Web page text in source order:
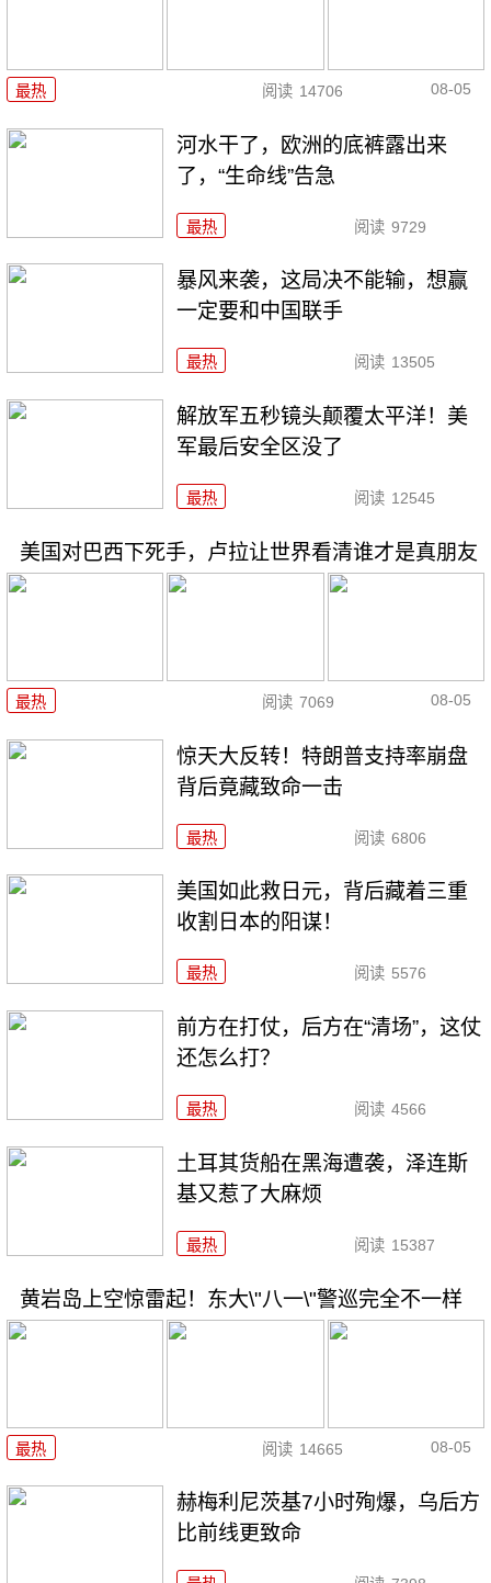
最热 阅读 14706 08-05
河水干了，欧洲的底裤露出来
了，“生命线”告急
最热 阅读 9729
暴风来袭，这局决不能输，想赢
一定要和中国联手
最热 阅读 13505
解放军五秒镜头颠覆太平洋！美
军最后安全区没了
最热 阅读 12545
美国对巴西下死手，卢拉让世界看清谁才是真朋友
最热 阅读 7069 08-05
惊天大反转！特朗普支持率崩盘
背后竟藏致命一击
最热 阅读 6806
美国如此救日元，背后藏着三重
收割日本的阳谋！
最热 阅读 5576
前方在打仗，后方在“清场”，这仗
还怎么打？
最热 阅读 4566
土耳其货船在黑海遭袭，泽连斯
基又惹了大麻烦
最热 阅读 15387
黄岩岛上空惊雷起！东大\"八一\"警巡完全不一样
最热 阅读 14665 08-05
赫梅利尼茨基7小时殉爆，乌后方
比前线更致命